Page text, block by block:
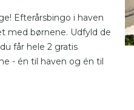
Efterårsbingo i haven
med børnene. Udfyld de
får hele 2 gratis
- én til haven og én til